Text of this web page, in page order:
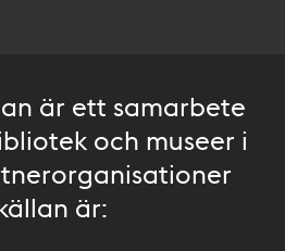
är ett samarbete
och museer i
är: